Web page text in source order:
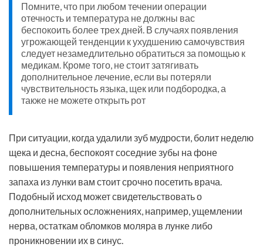
Помните, что при любом течении операции
отечность и температура не должны вас
беспокоить более трех дней. В случаях появления
угрожающей тенденции к ухудшению самочувствия
следует незамедлительно обратиться за помощью к
медикам. Кроме того, не стоит затягивать
дополнительное лечение, если вы потеряли
чувствительность языка, щек или подбородка, а
также не можете открыть рот
При ситуации, когда удалили зуб мудрости, болит неделю
щека и десна, беспокоят соседние зубы на фоне
повышения температуры и появления неприятного
запаха из лунки вам стоит срочно посетить врача.
Подобный исход может свидетельствовать о
дополнительных осложнениях, например, ущемлении
нерва, остаткам обломков моляра в лунке либо
проникновении их в синус.